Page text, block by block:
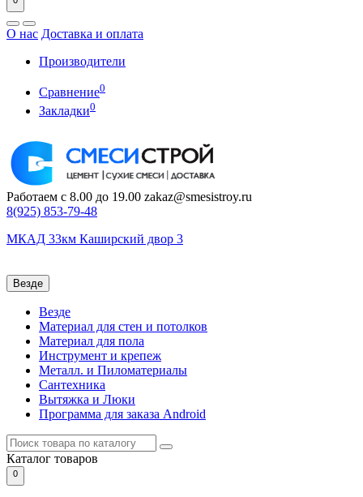
О нас Доставка и оплата
Производители
Сравнение0
Закладки0
Работаем с 8.00 до 19.00 zakaz@smesistroy.ru
8(925) 853-79-48
МКАД 33км Каширский двор 3
Везде
Везде
Материал для стен и потолков
Материал для пола
Инструмент и крепеж
Металл. и Пиломатериалы
Сантехника
Вытяжка и Люки
Программа для заказа Android
Каталог товаров
0